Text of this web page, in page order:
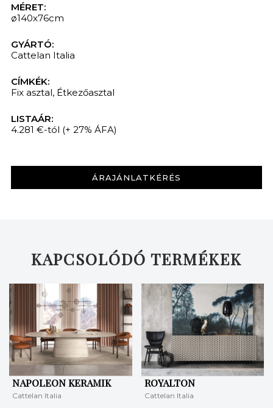
MÉRET:
ø140x76cm
GYÁRTÓ:
Cattelan Italia
CÍMKÉK:
Fix asztal, Étkezőasztal
LISTAÁR:
4.281 €-tól (+ 27% ÁFA)
ÁRAJÁNLATKÉRÉS
KAPCSOLÓDÓ TERMÉKEK
NAPOLEON KERAMIK
Cattelan Italia
ROYALTON
Cattelan Italia